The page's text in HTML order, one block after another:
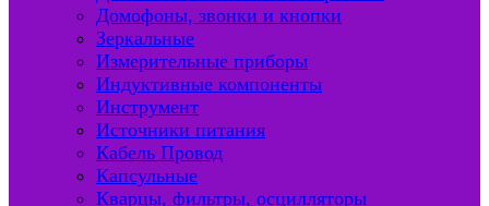
Домофоны, звонки и кнопки
Зеркальные
Измерительные приборы
Индуктивные компоненты
Инструмент
Источники питания
Кабель Провод
Капсульные
Кварцы, фильтры, осцилляторы